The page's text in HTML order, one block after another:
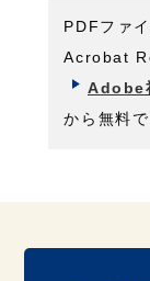
PDFファ
Acrobat
Adobe
から無料